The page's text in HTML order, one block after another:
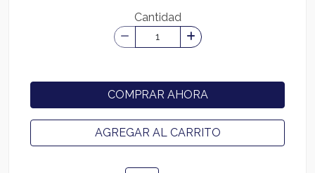
Cantidad
COMPRAR AHORA
AGREGAR AL CARRITO